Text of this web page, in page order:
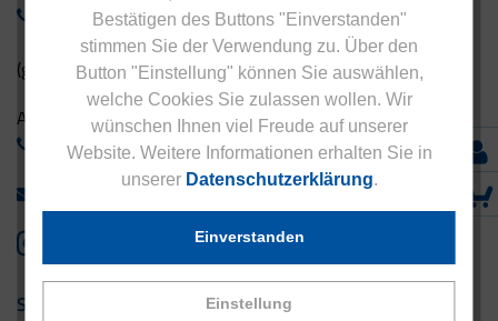
Bestätigen des Buttons "Einverstanden"
stimmen Sie der Verwendung zu. Über den
Button "Einstellung" können Sie auswählen,
welche Cookies Sie zulassen wollen. Wir
wünschen Ihnen viel Freude auf unserer
Website. Weitere Informationen erhalten Sie in
unserer Datenschutzerklärung.
Einstellung
Einverstanden
0800 - 1 38 23 55
(gebührenfrei aus Deutschland)
Ausland:
+49 - 5042 940 660
info@eucell.de
Service & Versand